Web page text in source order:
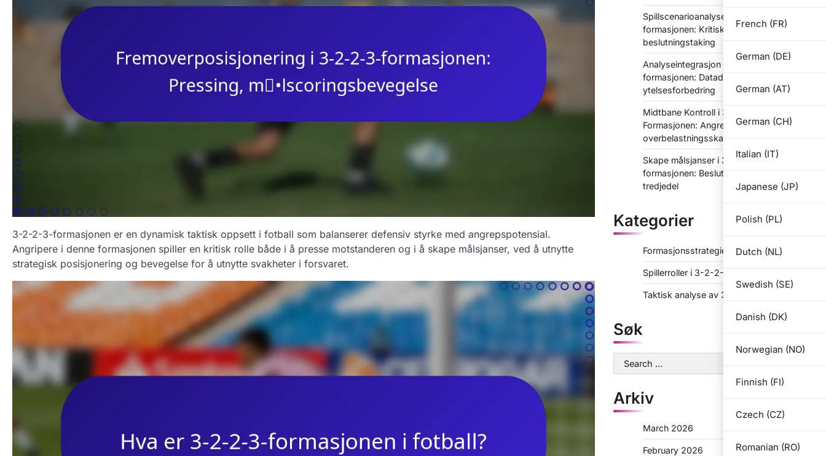
French (FR)
German (DE)
German (AT)
German (CH)
Italian (IT)
Japanese (JP)
Polish (PL)
Dutch (NL)
Swedish (SE)
Danish (DK)
Norwegian (NO)
Finnish (FI)
Czech (CZ)
Romanian (RO)
3-2-2-3-formasjonen er en dynamisk taktisk oppsett i fotball som balanserer defensiv styrke med angrepspotensial.
Angripere i denne formasjonen spiller en kritisk rolle både i å presse motstanderen og i å skape målsjanser, ved å utnytte
strategisk posisjonering og bevegelse for å utnytte svakheter i forsvaret.
Spillscenarioanalyse i 3-2-2-3-
formasjonen: Kritiske øyeblikk,
beslutningstaking
Analyseintegrasjon i 3-2-2-3-
formasjonen: Datadrevet
ytelsesforbedring
Midtbane Kontroll i 3-2-2-3
Formasjonen: Angrepstriangler,
overbelastningsskaping
Skape målsjanser i 3-2-2-3-
formasjonen: Beslutningstaking i det siste
tredjedel
Kategorier
Formasjonsstrategier for 3-2-2-3
Spillerroller i 3-2-2-3
Taktisk analyse av 3-2-2-3
Søk
Search
for:
Arkiv
March 2026
February 2026